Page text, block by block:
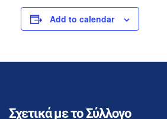
Add to calendar
Σχετικά με το Σύλλογο